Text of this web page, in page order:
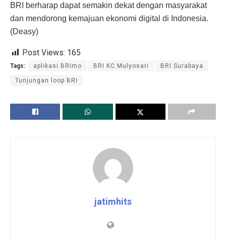
BRI berharap dapat semakin dekat dengan masyarakat
dan mendorong kemajuan ekonomi digital di Indonesia.
(Deasy)
Post Views: 165
Tags: aplikasi BRImo BRI KC Mulyosari BRI Surabaya
Tunjungan loop BRI
jatimhits